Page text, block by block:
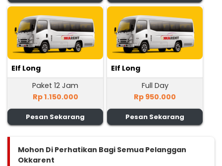
Elf Long
Paket 12 Jam
Rp 1.150.000
Pesan Sekarang
Elf Long
Full Day
Rp 950.000
Pesan Sekarang
Mohon Di Perhatikan Bagi Semua Pelanggan
Okkarent